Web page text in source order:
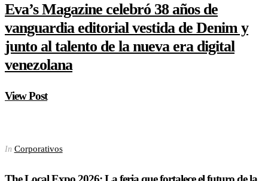
Eva’s Magazine celebró 38 años de
vanguardia editorial vestida de Denim y
junto al talento de la nueva era digital
venezolana
View Post
In Corporativos